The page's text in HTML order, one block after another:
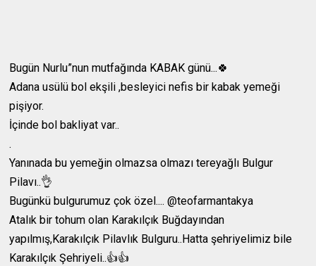
Bugün Nurlu”nun mutfağında KABAK günü...🍀
Adana usülü bol ekşili ,besleyici nefis bir kabak yemeği
pişiyor.
İçinde bol bakliyat var..
.
Yanınada bu yemeğin olmazsa olmazı tereyağlı Bulgur
Pilavı..👌
Bugünkü bulgurumuz çok özel.... @teofarmantakya
Atalık bir tohum olan Karakılçık Buğdayından
yapılmış,Karakılçık Pilavlık Bulguru..Hatta şehriyelimiz bile
Karakılçık Şehriyeli..👍👍